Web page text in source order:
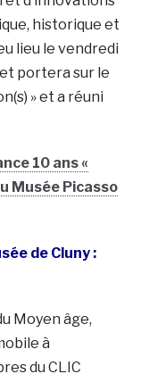
historique et
lieu le vendredi
et portera sur le
» et a réuni
10 ans «
Musée Picasso
de Cluny :
Moyen âge,
à
du CLIC